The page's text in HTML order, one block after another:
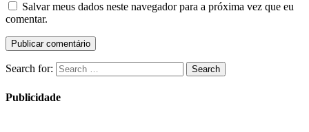
Salvar meus dados neste navegador para a próxima vez que eu
comentar.
Search for: Search
Publicidade